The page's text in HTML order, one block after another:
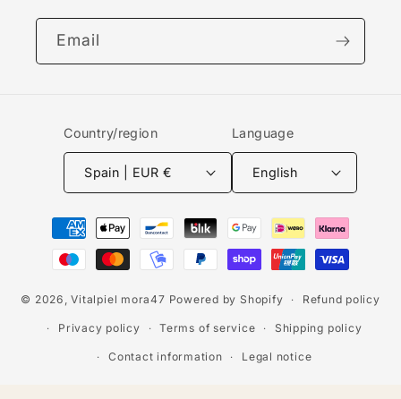
Email
Country/region
Spain | EUR €
Language
English
Payment
methods
© 2026,Vitalpiel mora47 Powered by Shopify Refund policy
Privacy policy Terms of service Shipping policy
Contact information Legal notice